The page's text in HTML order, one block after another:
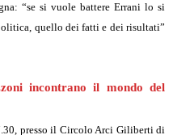
“se si vuole battere Errani lo si
quello dei fatti e dei risultati”
incontrano il mondo del
presso il Circolo Arci Giliberti di